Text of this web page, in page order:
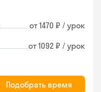
от 1470 ₽ / урок
от 1092 ₽ / урок
Подобрать время